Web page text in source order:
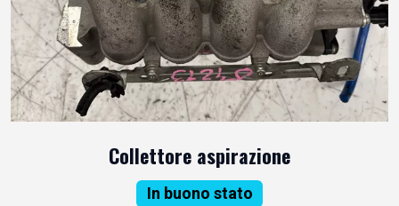
Collettore aspirazione
In buono stato